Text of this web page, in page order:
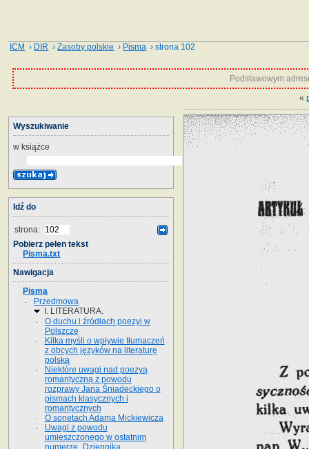
ICM › DIR ›Zasoby polskie › Pisma › strona 102
Podstawowym
«
Wyszukiwanie
w książce
Idź do
strona:
Pobierz pełen tekst
Pisma.txt
Nawigacja
Pisma
Przedmowa
I. LITERATURA.
O duchu i źródłach poezyi w
Polszcze
Kilka myśli o wpływie tłumaczeń
z obcych języków na literaturę
polską
Niektóre uwagi nad poezyą
romantyczną z powodu
rozprawy Jana Śniadeckiego o
pismach klasycznych i
romantycznych
O sonetach Adama Mickiewicza
Uwagi z powodu
umieszczonego w ostatnim
numerze „Dziennika